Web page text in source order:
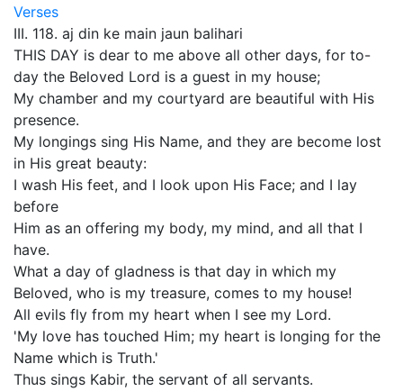
Verses
III. 118. aj din ke main jaun balihari
THIS DAY is dear to me above all other days, for to-
day the Beloved Lord is a guest in my house;
My chamber and my courtyard are beautiful with His
presence.
My longings sing His Name, and they are become lost
in His great beauty:
I wash His feet, and I look upon His Face; and I lay
before
Him as an offering my body, my mind, and all that I
have.
What a day of gladness is that day in which my
Beloved, who is my treasure, comes to my house!
All evils fly from my heart when I see my Lord.
'My love has touched Him; my heart is longing for the
Name which is Truth.'
Thus sings Kabir, the servant of all servants.